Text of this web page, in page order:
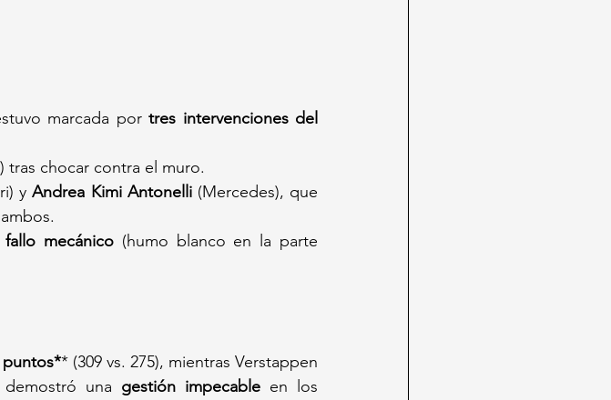
marcada por tres intervenciones del
tras chocar contra el muro.
y Andrea Kimi Antonelli (Mercedes), que
fallo mecánico (humo blanco en la parte
puntos** (309 vs. 275), mientras Verstappen
una gestión impecable en los